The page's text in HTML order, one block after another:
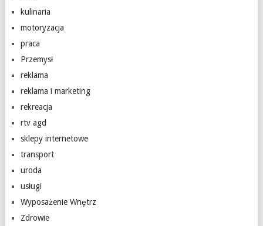
kulinaria
motoryzacja
praca
Przemysł
reklama
reklama i marketing
rekreacja
rtv agd
sklepy internetowe
transport
uroda
usługi
Wyposażenie Wnętrz
Zdrowie